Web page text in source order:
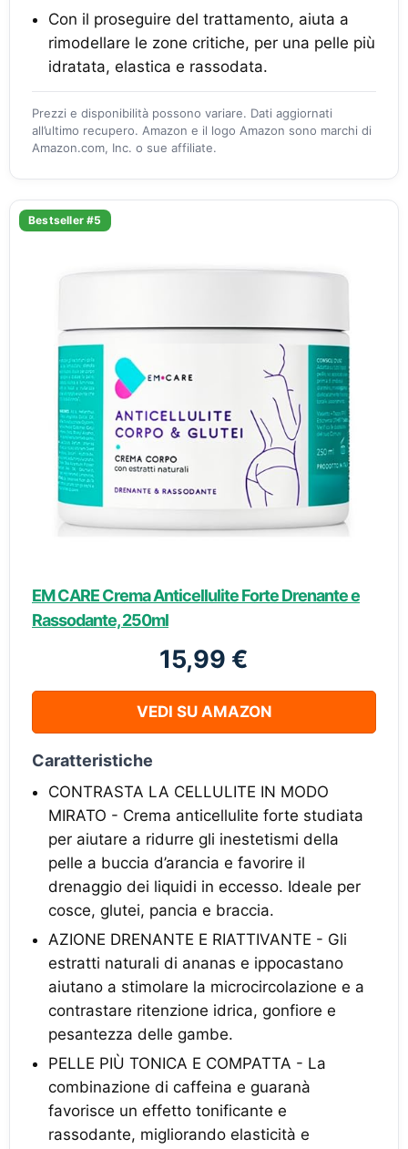
Con il proseguire del trattamento, aiuta a
rimodellare le zone critiche, per una pelle più
idratata, elastica e rassodata.
Prezzi e disponibilità possono variare. Dati aggiornati
all’ultimo recupero. Amazon e il logo Amazon sono marchi di
Amazon.com, Inc. o sue affiliate.
Bestseller #5
EM CARE Crema Anticellulite Forte Drenante e
Rassodante, 250ml
15,99 €
VEDI SU AMAZON
Caratteristiche
CONTRASTA LA CELLULITE IN MODO
MIRATO - Crema anticellulite forte studiata
per aiutare a ridurre gli inestetismi della
pelle a buccia d’arancia e favorire il
drenaggio dei liquidi in eccesso. Ideale per
cosce, glutei, pancia e braccia.
AZIONE DRENANTE E RIATTIVANTE - Gli
estratti naturali di ananas e ippocastano
aiutano a stimolare la microcircolazione e a
contrastare ritenzione idrica, gonfiore e
pesantezza delle gambe.
PELLE PIÙ TONICA E COMPATTA - La
combinazione di caffeina e guaranà
favorisce un effetto tonificante e
rassodante, migliorando elasticità e